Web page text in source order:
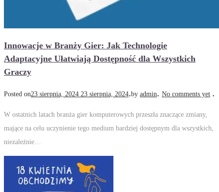
Innowacje w Branży Gier: Jak Technologie
Adaptacyjne Ułatwiają Dostępność dla Wszystkich
Graczy
Posted on23 sierpnia, 2024 23 sierpnia, 2024.by admin. No comments yet .
W ostatnich latach branża gier komputerowych przeszła znaczące zmiany,
mające na celu uczynienie tego medium bardziej dostępnym dla wszystkich,
niezależnie…